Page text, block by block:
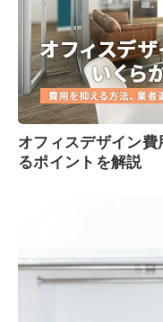
オフィスデザイン費
るポイントを解説